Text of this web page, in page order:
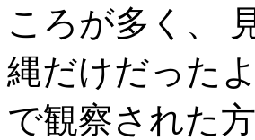
ころが多く、
縄だけだった
で観察された